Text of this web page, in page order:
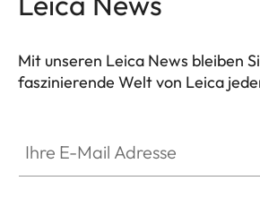
Mit unseren Leica News bleiben
faszinierende Welt von Leica